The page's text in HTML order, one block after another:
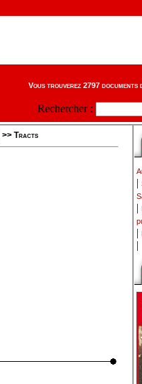
Vous trouverez 2797 documents
Rechercher :
>> Tracts
|
|
|
|